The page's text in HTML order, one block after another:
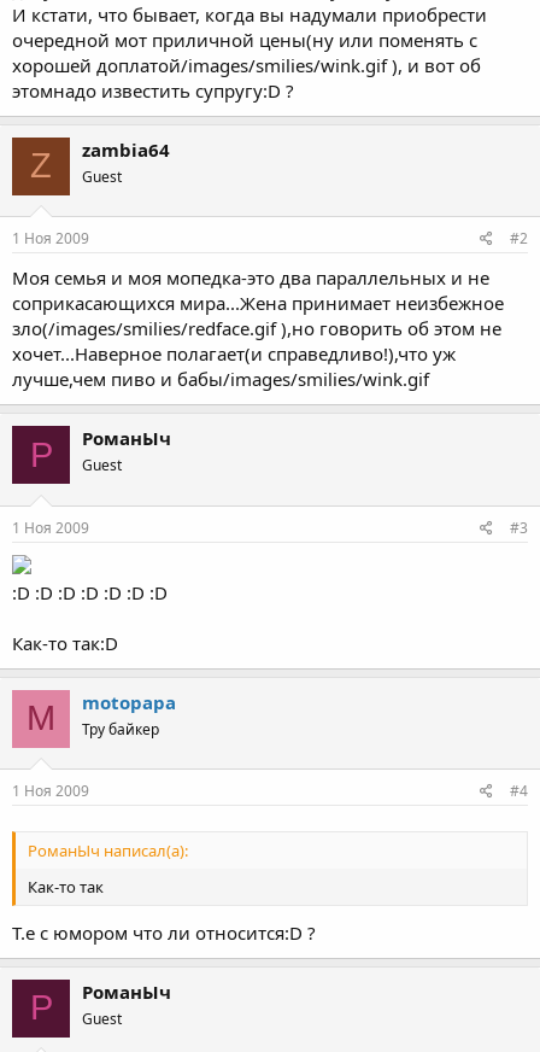
И кстати, что бывает, когда вы надумали приобрести
очередной мот приличной цены(ну или поменять с
хорошей доплатой/images/smilies/wink.gif ), и вот об
этомнадо известить супругу:D ?
Z zambia64
Guest
1 Ноя 2009 #2
Моя семья и моя мопедка-это два параллельных и не
соприкасающихся мира...Жена принимает неизбежное
зло(/images/smilies/redface.gif ),но говорить об этом не
хочет...Наверное полагает(и справедливо!),что уж
лучше,чем пиво и бабы/images/smilies/wink.gif
Р РоманЫч
Guest
1 Ноя 2009 #3
:D :D :D :D :D :D :D
Как-то так:D
M motopapa
Тру байкер
1 Ноя 2009 #4
РоманЫч написал(а):
Как-то так
Т.е с юмором что ли относится:D ?
Р РоманЫч
Guest